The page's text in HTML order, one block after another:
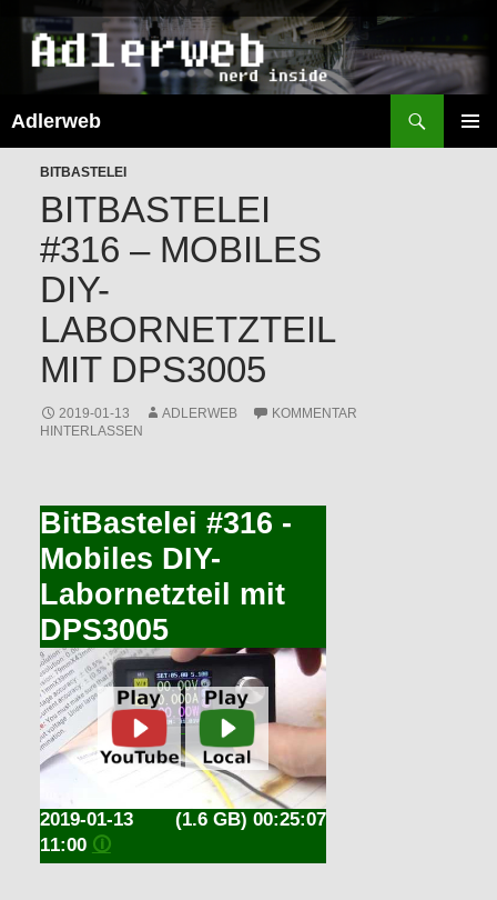
Adlerweb
SPRINGEN
BITBASTELEI
BITBASTELEI
#316 – MOBILES
DIY-
LABORNETZTEIL
MIT DPS3005
2019-01-13 ADLERWEB
KOMMENTAR
HINTERLASSEN
BitBastelei #316 -
Mobiles DIY-
Labornetzteil mit
DPS3005
(1.6 GB) 00:25:07
2019-01-13
11:00 🛈